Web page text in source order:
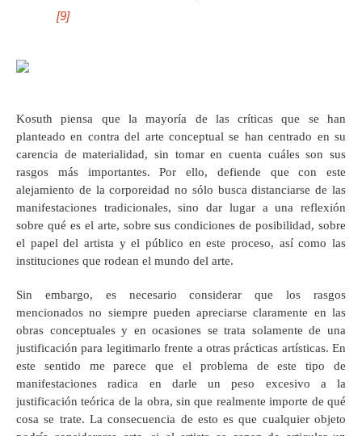
[9]
Kosuth piensa que la mayoría de las críticas que se han
planteado en contra del arte conceptual se han centrado en su
carencia de materialidad, sin tomar en cuenta cuáles son sus
rasgos más importantes. Por ello, defiende que con este
alejamiento de la corporeidad no sólo busca distanciarse de las
manifestaciones tradicionales, sino dar lugar a una reflexión
sobre qué es el arte, sobre sus condiciones de posibilidad, sobre
el papel del artista y el público en este proceso, así como las
instituciones que rodean el mundo del arte.
Sin embargo, es necesario considerar que los rasgos
mencionados no siempre pueden apreciarse claramente en las
obras conceptuales y en ocasiones se trata solamente de una
justificación para legitimarlo frente a otras prácticas artísticas. En
este sentido me parece que el problema de este tipo de
manifestaciones radica en darle un peso excesivo a la
justificación teórica de la obra, sin que realmente importe de qué
cosa se trate. La consecuencia de esto es que cualquier objeto